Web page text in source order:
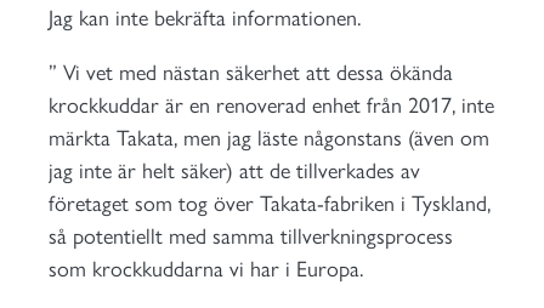
Jag kan inte bekräfta informationen.
” Vi vet med nästan säkerhet att dessa ökända
krockkuddar är en renoverad enhet från 2017, inte
märkta Takata, men jag läste någonstans (även om
jag inte är helt säker) att de tillverkades av
företaget som tog över Takata-fabriken i Tyskland,
så potentiellt med samma tillverkningsprocess
som krockkuddarna vi har i Europa.